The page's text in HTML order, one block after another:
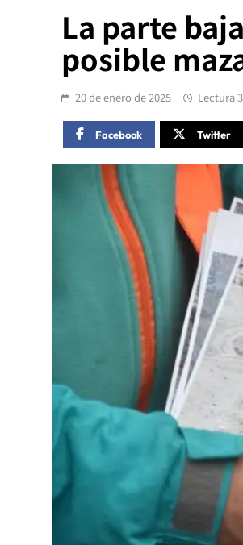
La parte
posible
20 de enero de 2025 Lectura
Facebook Twitter